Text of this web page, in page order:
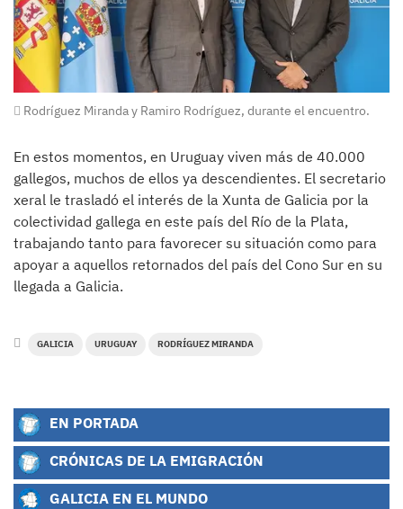
Rodríguez Miranda y Ramiro Rodríguez, durante el encuentro.
En estos momentos, en Uruguay viven más de 40.000
gallegos, muchos de ellos ya descendientes. El secretario
xeral le trasladó el interés de la Xunta de Galicia por la
colectividad gallega en este país del Río de la Plata,
trabajando tanto para favorecer su situación como para
apoyar a aquellos retornados del país del Cono Sur en su
llegada a Galicia.
GALICIA URUGUAY RODRÍGUEZ MIRANDA
EN PORTADA
CRÓNICAS DE LA EMIGRACIÓN
GALICIA EN EL MUNDO